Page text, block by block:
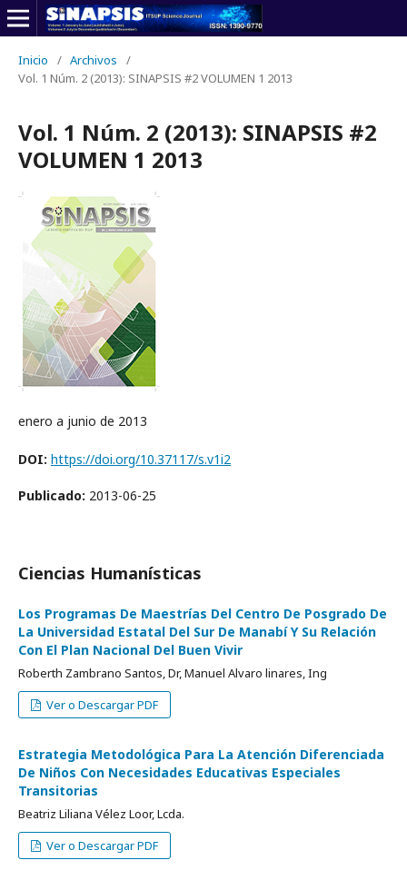
Inicio / Archivos
/
Vol. 1 Núm. 2 (2013): SINAPSIS #2 VOLUMEN 1 2013
Vol. 1 Núm. 2 (2013): SINAPSIS #2
VOLUMEN 1 2013
enero a junio de 2013
DOI: https://doi.org/10.37117/s.v1i2
Publicado: 2013-06-25
Ciencias Humanísticas
Los Programas De Maestrías Del Centro De Posgrado De
La Universidad Estatal Del Sur De Manabí Y Su Relación
Con El Plan Nacional Del Buen Vivir
Roberth Zambrano Santos, Dr, Manuel Alvaro linares, Ing
Ver o Descargar PDF
Estrategia Metodológica Para La Atención Diferenciada
De Niños Con Necesidades Educativas Especiales
Transitorias
Beatriz Liliana Vélez Loor, Lcda.
Ver o Descargar PDF